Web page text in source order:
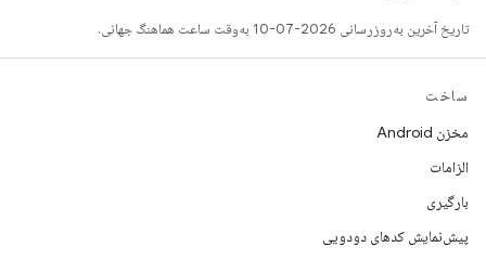
تاریخ آخرین به‌روزرسانی 2026-07-10 به‌وقت ساعت هماهنگ جهانی.
ساخت
مخزن Android
الزامات
بارگیری
پیش‌نمایش کدهای دودویی